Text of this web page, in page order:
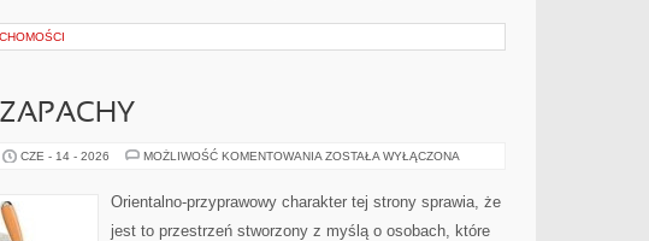
CZE - 14 - 2026 MOŻLIWOŚĆ KOMENTOWANIA PERFUMY
ZOSTAŁA WYŁĄCZONA
Orientalno-przyprawowy charakter tej strony sprawia, że
jest to przestrzeń stworzony z myślą o osobach, które